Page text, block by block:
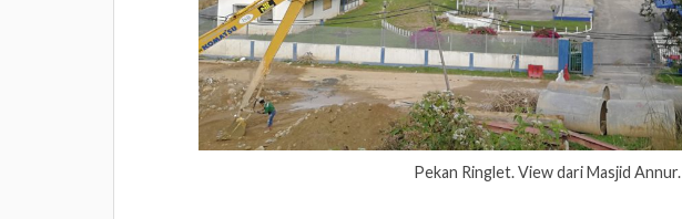
Pekan Ringlet. View dari Masjid Annur.